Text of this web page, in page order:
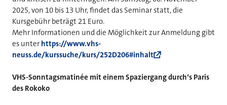
2025, von 10 bis 13 Uhr, findet das Seminar statt, die
Kursgebühr beträgt 21 Euro.
Mehr Informationen und die Möglichkeit zur Anmeldung gibt
es unter https://www.vhs-
neuss.de/kurssuche/kurs/252D206#inhalt
VHS-Sonntagsmatinée mit einem Spaziergang durch‘s Paris
des Rokoko